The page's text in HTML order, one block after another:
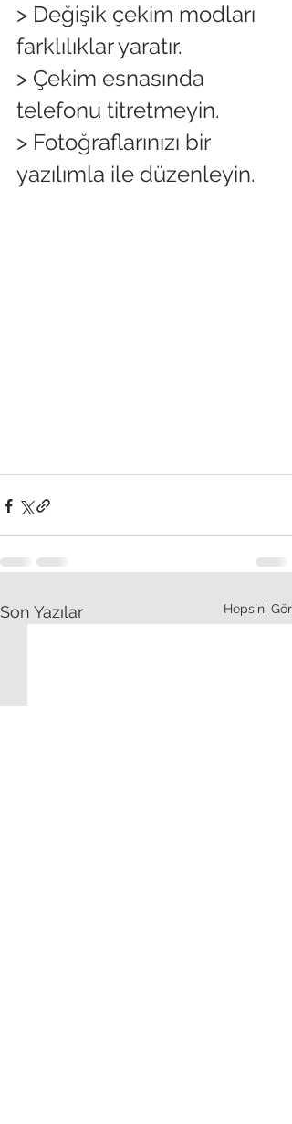
> Değişik çekim modları
farklılıklar yaratır.
> Çekim esnasında
telefonu titretmeyin.
> Fotoğraflarınızı bir
yazılımla ile düzenleyin.
Son Yazılar Hepsini Gör